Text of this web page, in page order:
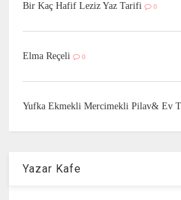
Bir Kaç Hafif Leziz Yaz Tarifi 0
Elma Reçeli 0
Yufka Ekmekli Mercimekli Pilav& Ev
Yazar Kafe